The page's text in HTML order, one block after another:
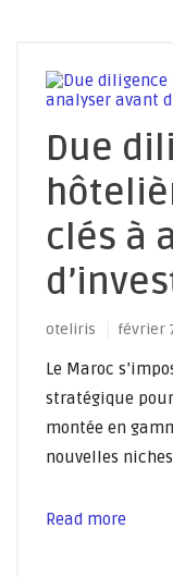
Due
clés à
oteliris février
Le Maroc
stratégique
montée en
nouvelles niches
Read more